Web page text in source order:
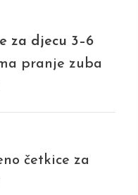
za djecu 3–6
pranje zuba
četkice za